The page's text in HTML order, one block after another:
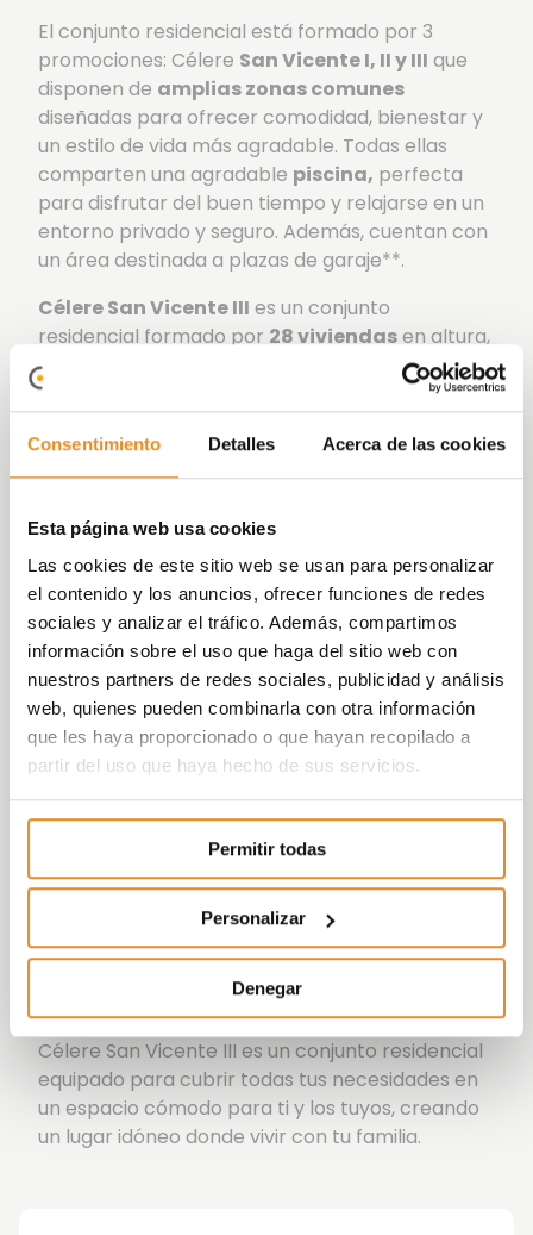
Consentimiento Detalles Acerca de las cookies
Esta página web usa cookies
Las cookies de este sitio web se usan para personalizar
el contenido y los anuncios, ofrecer funciones de redes
sociales y analizar el tráfico. Además, compartimos
información sobre el uso que haga del sitio web con
nuestros partners de redes sociales, publicidad y análisis
web, quienes pueden combinarla con otra información
que les haya proporcionado o que hayan recopilado a
partir del uso que haya hecho de sus servicios.
Permitir todas
Personalizar
Denegar
El conjunto residencial está formado por 3
promociones: Célere San Vicente I, II y III que
disponen de amplias zonas comunes
diseñadas para ofrecer comodidad, bienestar y
un estilo de vida más agradable. Todas ellas
comparten una agradable piscina, perfecta
para disfrutar del buen tiempo y relajarse en un
entorno privado y seguro. Además, cuentan con
un área destinada a plazas de garaje**.
Célere San Vicente III es un conjunto
residencial formado por 28 viviendasen altura,
de
, distribuidas en un único
portal. Las viviendas cuentan con terraza, un
de tu hogar y disfrutar del exterior sin renunciar
a la comodidad.
Además de los espacios compartidos, dispone
decuartos para bicicletas , perfecto para
quienes apuestan por una movilidad sostenible,
una modernasala coworkingequipada para
facilitar el teletrabajo y las reuniones en un
entorno tranquilo y funcional y elespacio fit
que permite entrenar sin salir de casa. En
conjunto, todas estas instalaciones están
diseñadas para optimizar tu tiempo libre y
acompañarte en un día a día más práctico,
dinámico y lleno de comodidad.
En Vía Célere apostamos por innovar e
implantar sistemas cada vez más eficientes,
consiguiendo edificios sostenibles y
comprometidos con el medio ambiente, la
promoción dispone de
Célere San Vicente III es un conjunto residencial
equipado para cubrir todas tus necesidades en
un espacio cómodo para ti y los tuyos, creando
un lugar idóneo donde vivir con tu familia.